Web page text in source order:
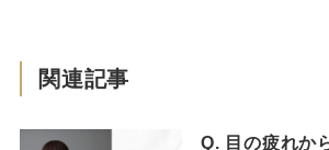
関連記事
Q. 目の疲れか